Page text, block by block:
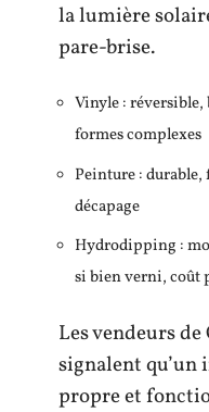
la lumière
pare-brise.
Vinyle : réversible,
formes complexes
Peinture :
décapage
Hydrodipping :
si bien verni, coût
Les vendeurs
signalent
propre et